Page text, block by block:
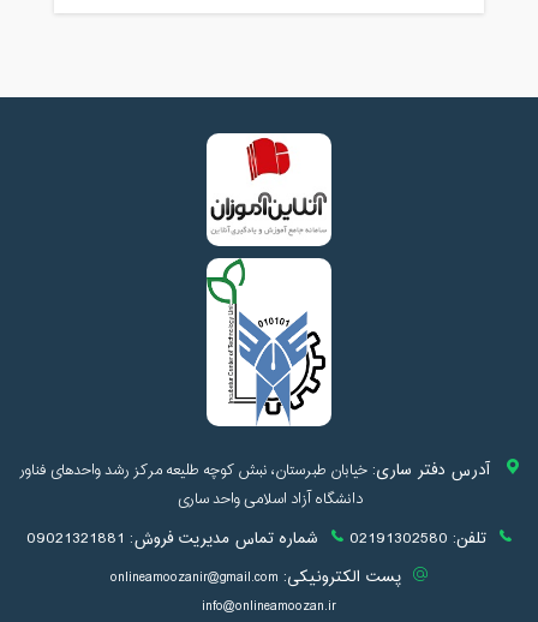
آدرس دفتر ساری:خیابان طبرستان، نبش کوچه طلیعه مرکز رشد واحدهای فناور
دانشگاه آزاد اسلامی واحد ساری
تلفن: 02191302580 شماره تماس مدیریت فروش: 09021321881
پست الکترونیکی: onlineamoozanir@gmail.com
info@onlineamoozan.ir